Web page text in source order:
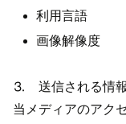
利用言語
画像解像度
⒊ 送信される情
当メディアのアク